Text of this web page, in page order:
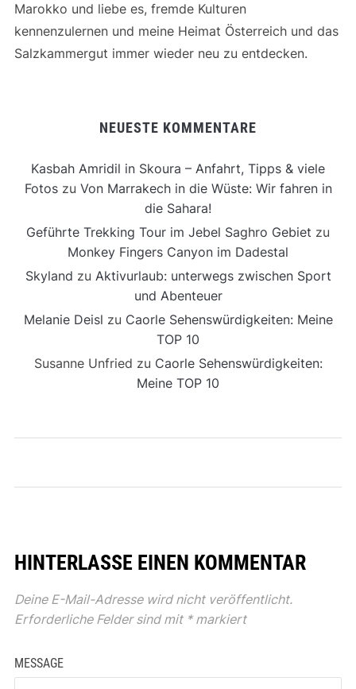
Marokko und liebe es, fremde Kulturen
kennenzulernen und meine Heimat Österreich und das
Salzkammergut immer wieder neu zu entdecken.
NEUESTE KOMMENTARE
Kasbah Amridil in Skoura – Anfahrt, Tipps & viele
Fotoszu Von Marrakech in die Wüste: Wir fahren in
die Sahara!
Geführte Trekking Tour im Jebel Saghro Gebiet zu
Monkey Fingers Canyon im Dadestal
Skyland zu Aktivurlaub: unterwegs zwischen Sport
und Abenteuer
Melanie Deisl zu Caorle Sehenswürdigkeiten: Meine
TOP 10
Susanne Unfried zu Caorle Sehenswürdigkeiten:
Meine TOP 10
HINTERLASSE EINEN KOMMENTAR
Deine E-Mail-Adresse wird nicht veröffentlicht.
Erforderliche Felder sind mit *markiert
MESSAGE